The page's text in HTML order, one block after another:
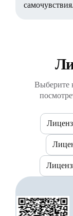
самочувствия.
Выберите